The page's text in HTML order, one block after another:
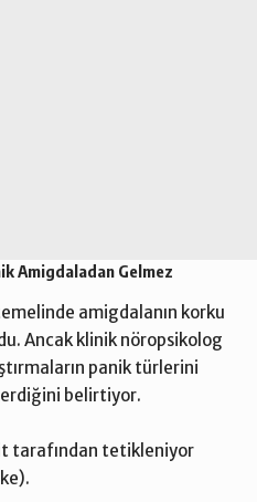
Amigdaladan Gelmez
amigdalanın korku
Ancak klinik nöropsikolog
panik türlerini
belirtiyor.
tarafından tetikleniyor